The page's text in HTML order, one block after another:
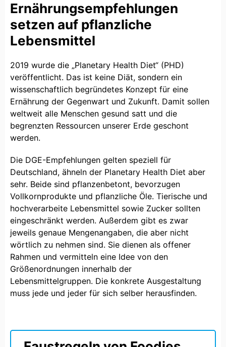
Ernährungsempfehlungen
setzen auf pflanzliche
Lebensmittel
2019 wurde die „Planetary Health Diet“ (PHD)
veröffentlicht. Das ist keine Diät, sondern ein
wissenschaftlich begründetes Konzept für eine
Ernährung der Gegenwart und Zukunft. Damit sollen
weltweit alle Menschen gesund satt und die
begrenzten Ressourcen unserer Erde geschont
werden.
Die DGE-Empfehlungen gelten speziell für
Deutschland, ähneln der Planetary Health Diet aber
sehr. Beide sind pflanzenbetont, bevorzugen
Vollkornprodukte und pflanzliche Öle. Tierische und
hochverarbeite Lebensmittel sowie Zucker sollten
eingeschränkt werden. Außerdem gibt es zwar
jeweils genaue Mengenangaben, die aber nicht
wörtlich zu nehmen sind. Sie dienen als offener
Rahmen und vermitteln eine Idee von den
Größenordnungen innerhalb der
Lebensmittelgruppen. Die konkrete Ausgestaltung
muss jede und jeder für sich selber herausfinden.